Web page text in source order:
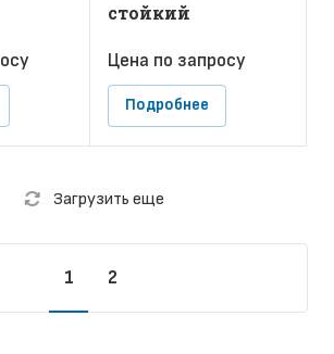
осу
стойкий
Цена по запросу
Подробнее
Загрузить еще
1 2